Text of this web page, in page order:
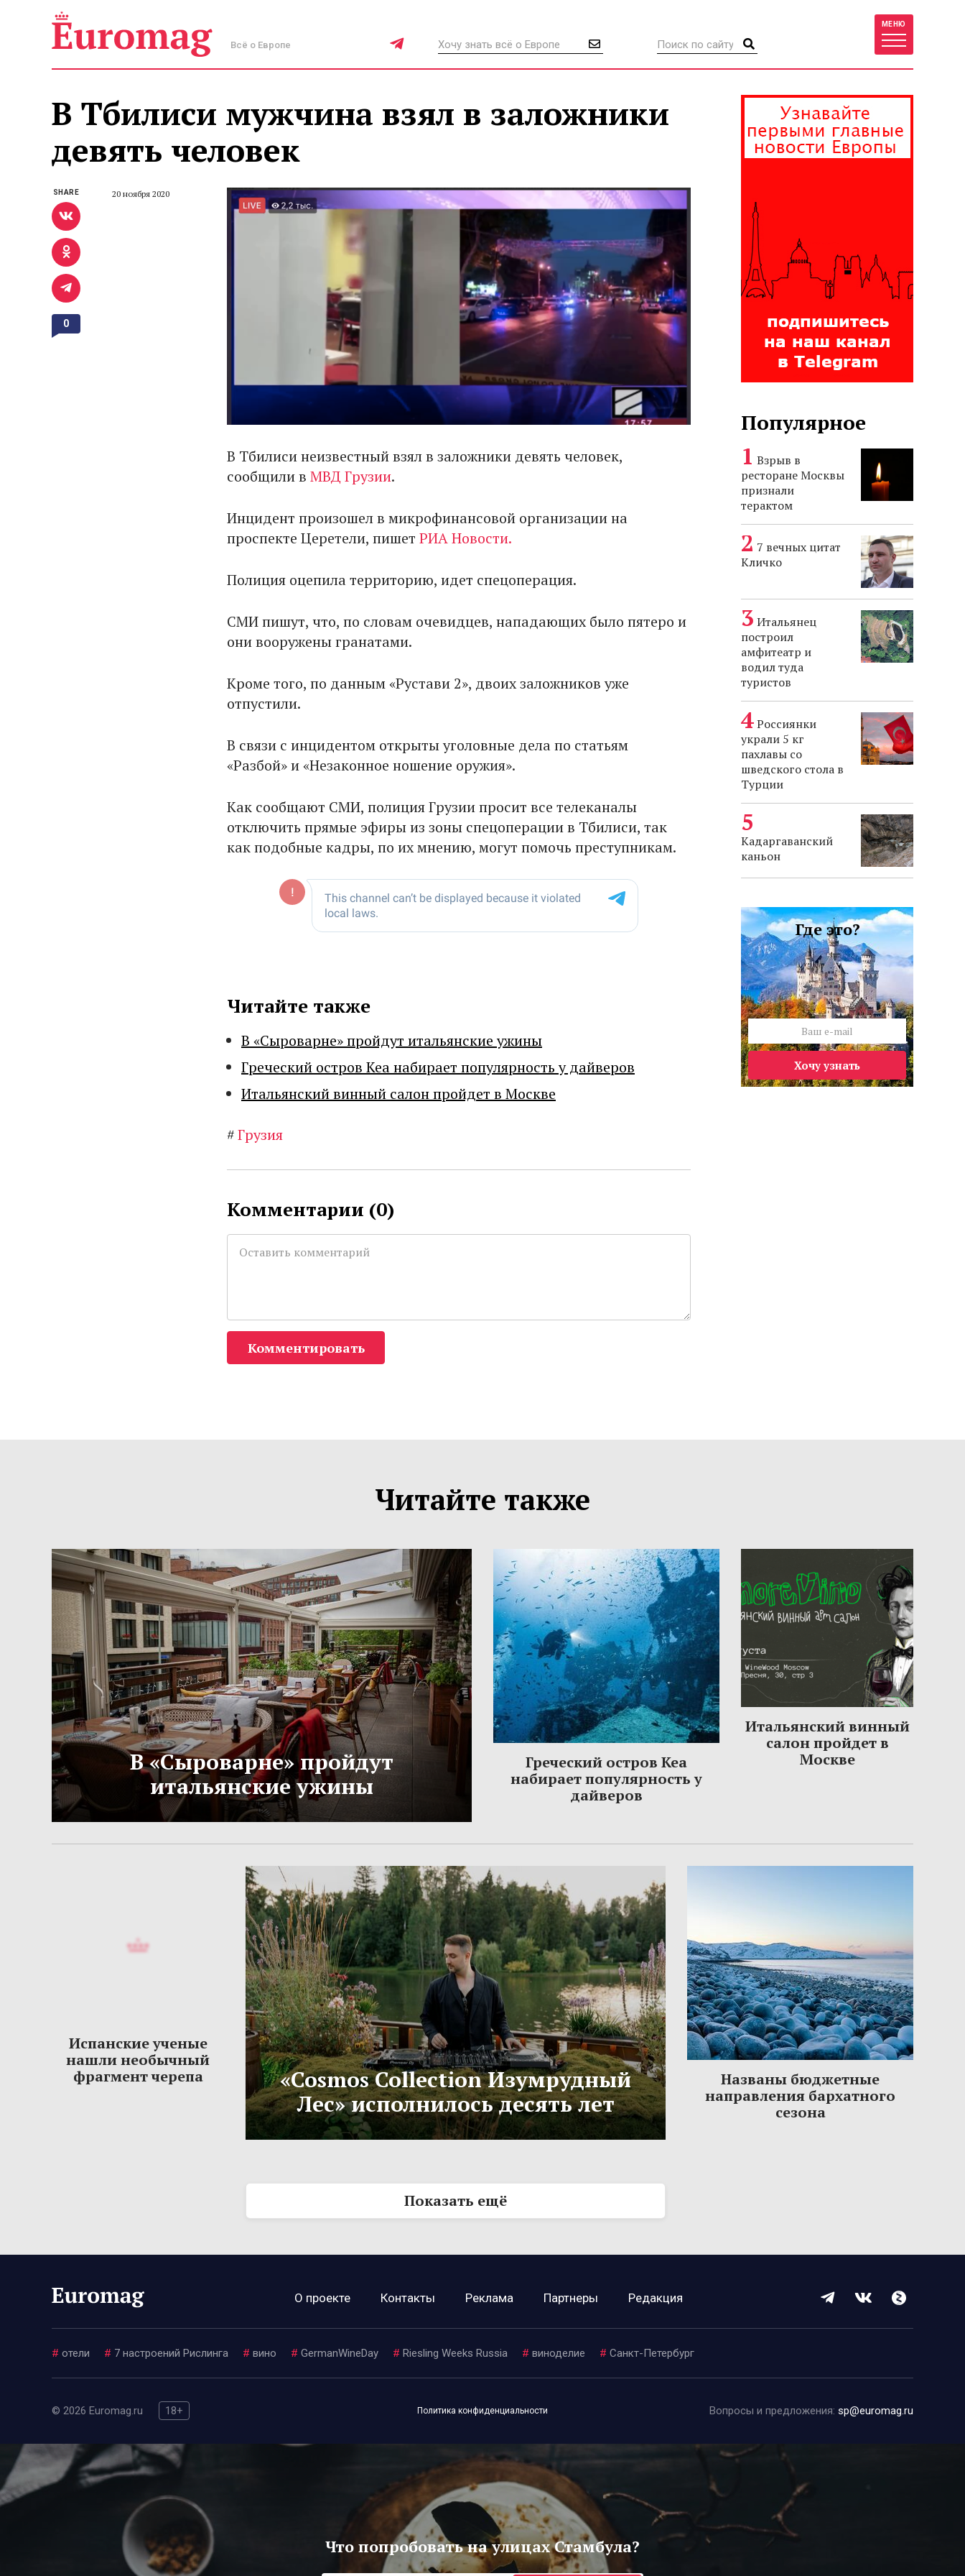
Всё о Европе
МЕНЮ
В Тбилиси мужчина взял в заложники
девять человек
20 ноября 2020
В Тбилиси неизвестный взял в заложники девять человек,
сообщили в МВД Грузии.
Инцидент произошел в микрофинансовой организации на
проспекте Церетели, пишет РИА Новости.
Полиция оцепила территорию, идет спецоперация.
СМИ пишут, что, по словам очевидцев, нападающих было пятеро и
они вооружены гранатами.
Кроме того, по данным «Рустави 2», двоих заложников уже
отпустили.
В связи с инцидентом открыты уголовные дела по статьям
«Разбой» и «Незаконное ношение оружия».
Как сообщают СМИ, полиция Грузии просит все телеканалы
отключить прямые эфиры из зоны спецоперации в Тбилиси, так
как подобные кадры, по их мнению, могут помочь преступникам.
Читайте также
В «Сыроварне» пройдут итальянские ужины
Греческий остров Кеа набирает популярность у дайверов
Итальянский винный салон пройдет в Москве
#Грузия
SHARE
0
Комментарии (0)
Комментировать
Популярное
Взрыв в
ресторане Москвы
признали
терактом
7 вечных цитат
Кличко
Итальянец
построил
амфитеатр и
водил туда
туристов
Россиянки
украли 5 кг
пахлавы со
шведского стола в
Турции
Кадаргаванский
каньон
Где это?
Хочу узнать
Читайте также
В «Сыроварне» пройдут
итальянские ужины
Греческий остров Кеа
набирает популярность у
дайверов
Итальянский винный
салон пройдет в
Москве
Испанские ученые
нашли необычный
фрагмент черепа
«Cosmos Collection Изумрудный
Лес» исполнилось десять лет
Названы бюджетные
направления бархатного
сезона
Показать ещё
О проекте Контакты Реклама Партнеры Редакция
# отели # 7 настроений Рислинга # вино # GermanWineDay # Riesling Weeks Russia # виноделие # Санкт-Петербург
© 2026 Euromag.ru 18+ Политика конфиденциальности Вопросы и предложения: sp@euromag.ru
Что попробовать на улицах Стамбула?